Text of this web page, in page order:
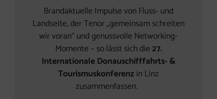
Brandaktuelle Impulse von Fluss- und
Landseite, der Tenor „gemeinsam schreiten
wir voran“ und genussvolle Networking-
Momente – so lässt sich die27.
Internationale Donauschifffahrts- &
Tourismuskonferenzin Linz
zusammenfassen.